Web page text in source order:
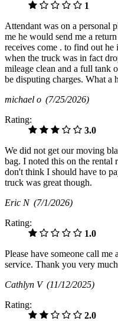
1
Attendant was on a personal
me he would send me a
receives come . to find out
when the truck was in fact
mileage clean and a full tank
be disputing charges. What
michael o (7/25/2026)
Rating:
3.0
We did not get our moving
bag. I noted this on the rental
don't think I should have to
truck was great though.
Eric N (7/1/2026)
Rating:
1.0
Please have someone call
service. Thank you very
Cathlyn V (11/12/2025)
Rating:
2.0